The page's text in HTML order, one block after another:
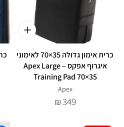
כרית אימון גדולה 35×70 לאימוני
איגרוף אפקס – Apex Large
Training Pad 70×35
Apex
₪349